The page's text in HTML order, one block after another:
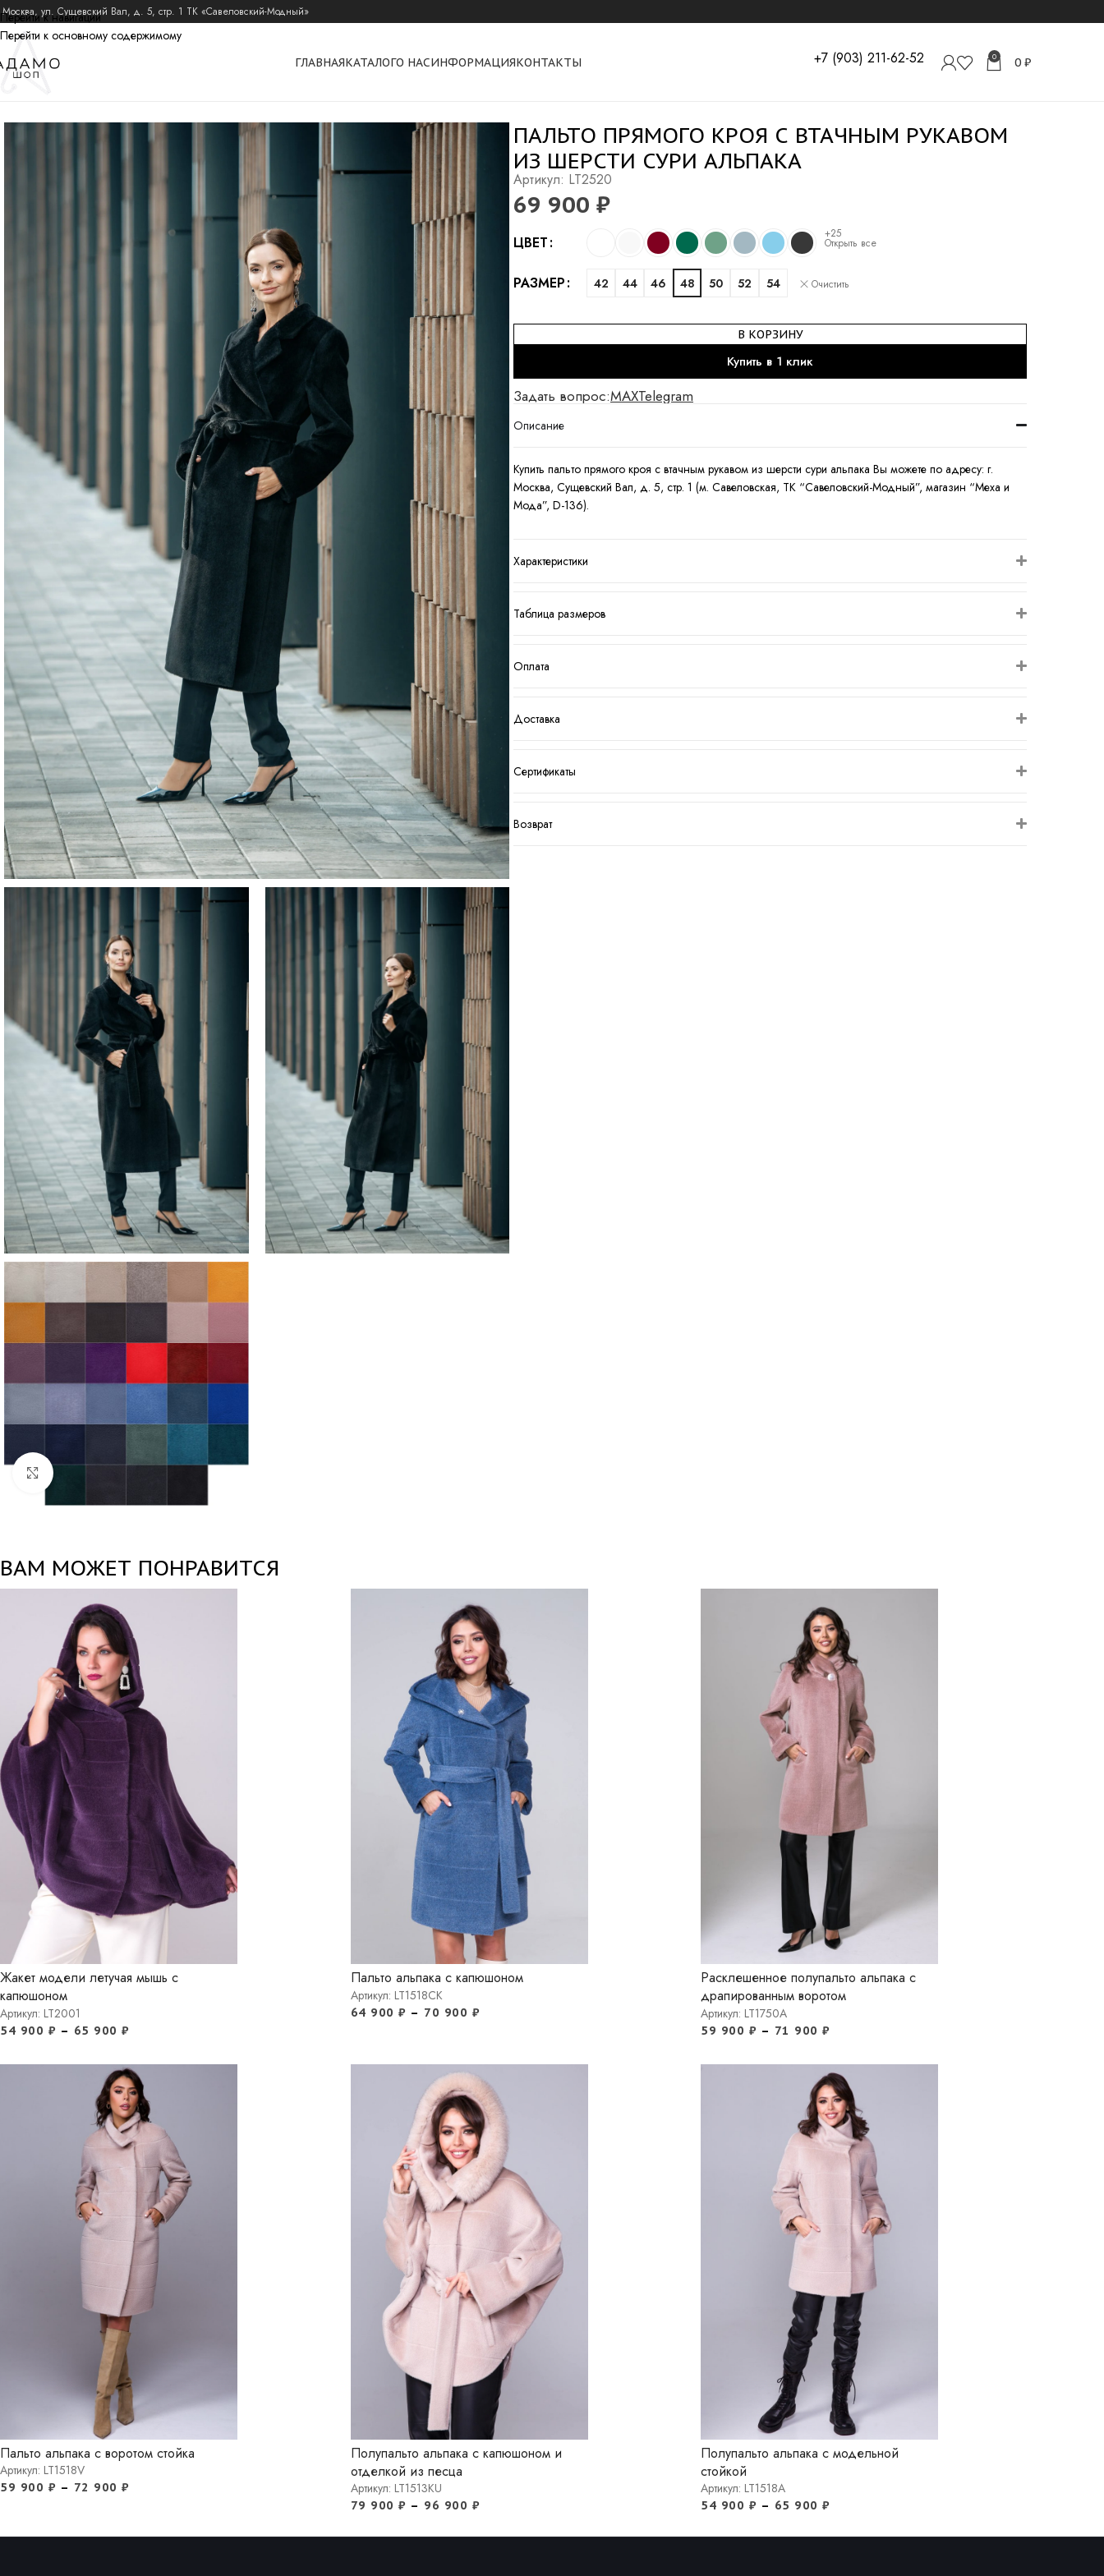
Перейти к навигации
Перейти к основному содержимому
ул. Сущевский Вал, д. 5, стр. 1 ТК «Савеловский-Модный»
ГЛАВНАЯКАТАЛОГО НАСИНФОРМАЦИЯКОНТАКТЫ +7 (903) 211-62-52 0 0 ₽
пальто из шерсти альпака
ПАЛЬТО ПРЯМОГО КРОЯ С ВТАЧНЫМ РУКАВОМ
ИЗ ШЕРСТИ СУРИ АЛЬПАКА
Артикул: LT2520
69 900 ₽
ЦВЕТ +25
Открыть все
РАЗМЕР 42 44 46 48 50 52 54 Очистить
В КОРЗИНУ
Купить в 1 клик
Задать вопрос:MAXTelegram
Описание
Купить пальто прямого кроя с втачным рукавом из шерсти сури альпака Вы можете по адресу: г.
Москва, Сущевский Вал, д. 5, стр. 1 (м. Савеловская, ТК “Савеловский-Модный”, магазин “Меха и
Мода”, D-136).
Характеристики
Таблица размеров
Оплата
Доставка
Сертификаты
Возврат
ВАМ МОЖЕТ ПОНРАВИТСЯ
Жакет модели летучая мышь с
капюшоном
Артикул: LT2001
54 900 ₽ – 65 900 ₽
Пальто альпака с капюшоном
Артикул: LT1518CK
64 900₽ – 70 900 ₽
Расклешенное полупальто альпака с
драпированным воротом
Артикул: LT1750A
59 900 ₽ – 71 900₽
Пальто альпака с воротом стойка
Артикул: LT1518V
59 900 ₽ – 72 900 ₽
Полупальто альпака с капюшоном и
отделкой из песца
Артикул: LT1513KU
79 900₽ – 96 900 ₽
Полупальто альпака с модельной
стойкой
Артикул: LT1518A
54 900 ₽ – 65 900₽